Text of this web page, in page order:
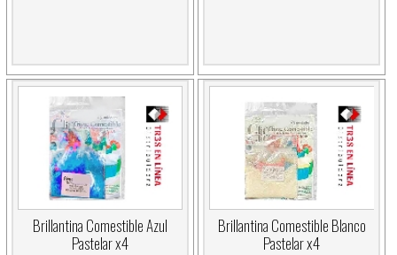
Brillantina Comestible Azul
Pastelar x4
Brillantina Comestible Blanco
Pastelar x4